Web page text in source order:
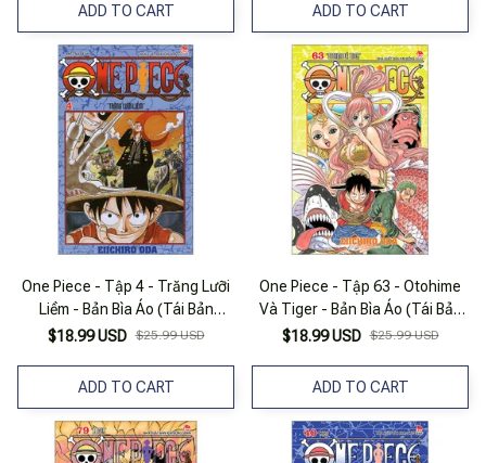
ADD TO CART ADD TO CART
One Piece - Tập 4 - Trăng Lưỡi
Liềm - Bản Bìa Áo (Tái Bản
2025)
$18.99 USD $25.99 USD
ADD TO CART
One Piece - Tập 63 - Otohime
Và Tiger - Bản Bìa Áo (Tái Bản
2025)
$18.99 USD $25.99 USD
ADD TO CART